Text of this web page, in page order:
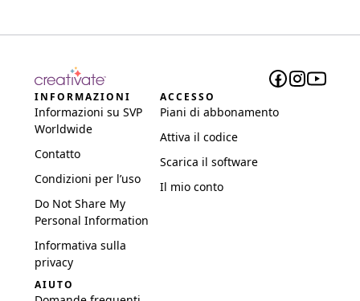
INFORMAZIONI
Informazioni su SVP
Worldwide
Contatto
Condizioni per l’uso
Do Not Share My
Personal Information
Informativa sulla
privacy
ACCESSO
Piani di abbonamento
Attiva il codice
Scarica il software
Il mio conto
AIUTO